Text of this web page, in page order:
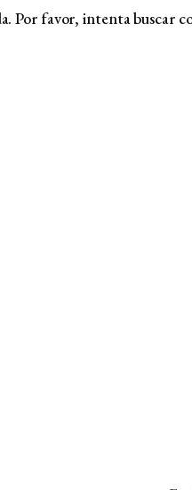
Por favor, intenta buscar